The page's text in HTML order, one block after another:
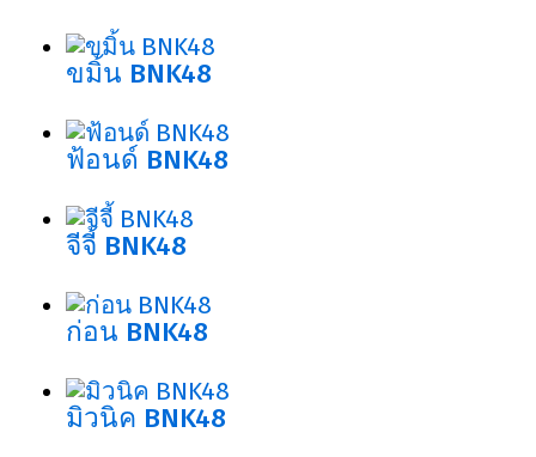
ขมิ้น BNK48
ฟ้อนด์ BNK48
จีจี้ BNK48
ก่อน BNK48
มิวนิค BNK48